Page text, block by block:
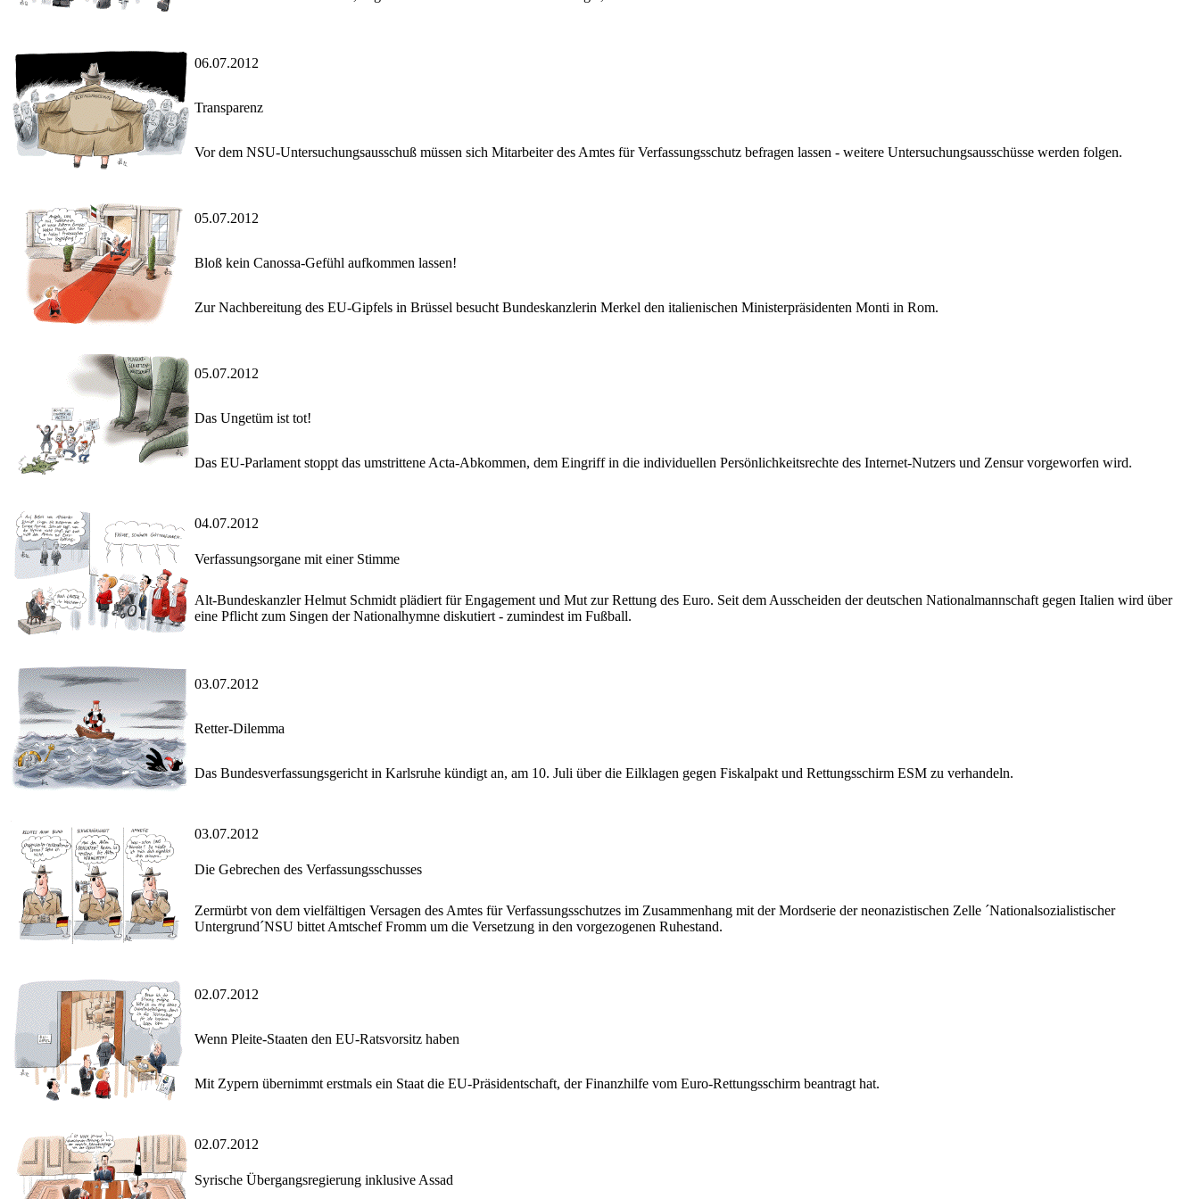
06.07.2012
Transparenz
Vor dem NSU-Untersuchungsausschuß müssen sich Mitarbeiter des Amtes für Verfassungsschutz befragen lassen - weitere Untersuchungsausschüsse werden folgen.
05.07.2012
Bloß kein Canossa-Gefühl aufkommen lassen!
Zur Nachbereitung des EU-Gipfels in Brüssel besucht Bundeskanzlerin Merkel den italienischen Ministerpräsidenten Monti in Rom.
05.07.2012
Das Ungetüm ist tot!
Das EU-Parlament stoppt das umstrittene Acta-Abkommen, dem Eingriff in die individuellen Persönlichkeitsrechte des Internet-Nutzers und Zensur vorgeworfen wird.
04.07.2012
Verfassungsorgane mit einer Stimme
Alt-Bundeskanzler Helmut Schmidt plädiert für Engagement und Mut zur Rettung des Euro. Seit dem Ausscheiden der deutschen Nationalmannschaft gegen Italien wird über
eine Pflicht zum Singen der Nationalhymne diskutiert - zumindest im Fußball.
03.07.2012
Retter-Dilemma
Das Bundesverfassungsgericht in Karlsruhe kündigt an, am 10. Juli über die Eilklagen gegen Fiskalpakt und Rettungsschirm ESM zu verhandeln.
03.07.2012
Die Gebrechen des Verfassungsschusses
Zermürbt von dem vielfältigen Versagen des Amtes für Verfassungsschutzes im Zusammenhang mit der Mordserie der neonazistischen Zelle ´Nationalsozialistischer
Untergrund´NSU bittet Amtschef Fromm um die Versetzung in den vorgezogenen Ruhestand.
02.07.2012
Wenn Pleite-Staaten den EU-Ratsvorsitz haben
Mit Zypern übernimmt erstmals ein Staat die EU-Präsidentschaft, der Finanzhilfe vom Euro-Rettungsschirm beantragt hat.
02.07.2012
Syrische Übergangsregierung inklusive Assad